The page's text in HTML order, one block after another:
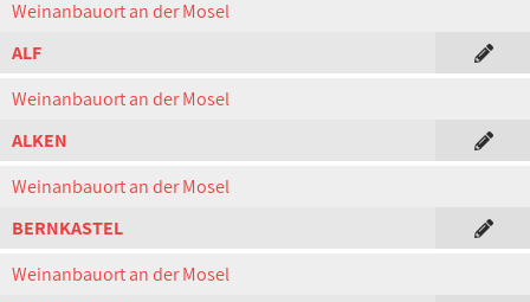
Weinanbauort an der Mosel
ALF
Weinanbauort an der Mosel
ALKEN
Weinanbauort an der Mosel
BERNKASTEL
Weinanbauort an der Mosel